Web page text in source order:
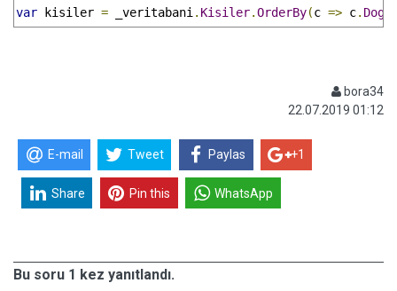
var kisiler = _veritabani . Kisiler.OrderBy(c => c.
bora34
22.07.2019 01:12
E-mail Tweet Paylas +1
Share Pin this WhatsApp
Bu soru 1 kez yanıtlandı.